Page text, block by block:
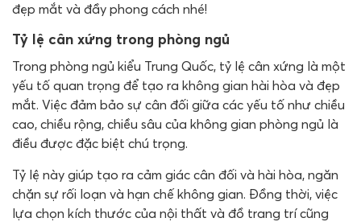
đẹp mắt và đầy phong cách nhé!
Tỷ lệ cân xứng trong phòng ngủ
Trong phòng ngủ kiểu Trung Quốc, tỷ lệ cân xứng là một
yếu tố quan trọng để tạo ra không gian hài hòa và đẹp
mắt. Việc đảm bảo sự cân đối giữa các yếu tố như chiều
cao, chiều rộng, chiều sâu của không gian phòng ngủ là
điều được đặc biệt chú trọng.
Tỷ lệ này giúp tạo ra cảm giác cân đối và hài hòa, ngăn
chặn sự rối loạn và hạn chế không gian. Đồng thời, việc
lựa chọn kích thước của nội thất và đồ trang trí cũng